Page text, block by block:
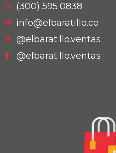
(300) 595 0838
info@elbaratillo.co
@elbaratillo.ventas
@elbaratillo.ventas